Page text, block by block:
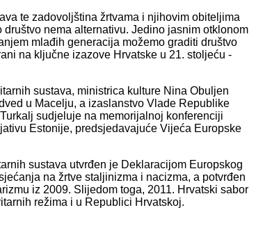
te zadovoljština žrtvama i njihovim obiteljima
nema alternativu. Jedino jasnim otklonom
mlađih generacija možemo graditi društvo
na ključne izazove Hrvatske u 21. stoljeću -
sustava, ministrica kulture Nina Obuljen
u Macelju, a izaslanstvo Vlade Republike
sudjeluje na memorijalnoj konferenciji
Estonije, predsjedavajuće Vijeća Europske
sustava utvrđen je Deklaracijom Europskog
na žrtve staljinizma i nacizma, a potvrđen
iz 2009. Slijedom toga, 2011. Hrvatski sabor
režima i u Republici Hrvatskoj.